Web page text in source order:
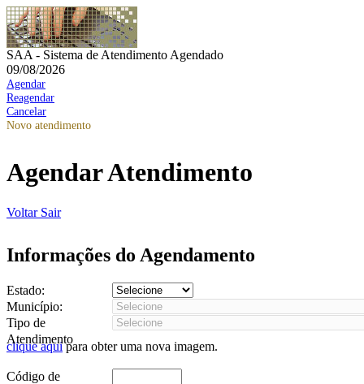
SAA - Sistema de Atendimento Agendado
09/08/2026
Agendar
Reagendar
Cancelar
Novo atendimento
Agendar Atendimento
Voltar Sair
Informações do Agendamento
Estado:
Município:
Tipo de
Atendimento
clique aquipara obter uma nova imagem.
Código de